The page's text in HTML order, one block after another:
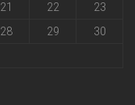
21 22
23
28 29
30